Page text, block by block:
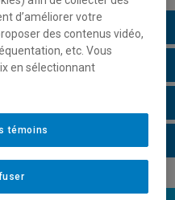
d’améliorer votre
des contenus vidéo,
etc. Vous
en sélectionnant
témoins